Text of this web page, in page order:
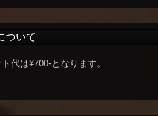
ついて
代は¥700-となります。